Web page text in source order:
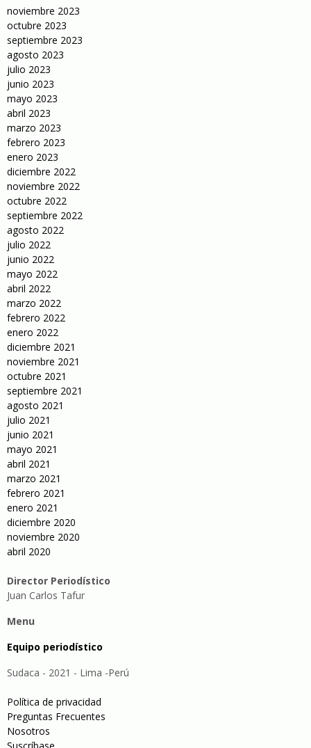
noviembre 2023
octubre 2023
septiembre 2023
agosto 2023
julio 2023
junio 2023
mayo 2023
abril 2023
marzo 2023
febrero 2023
enero 2023
diciembre 2022
noviembre 2022
octubre 2022
septiembre 2022
agosto 2022
julio 2022
junio 2022
mayo 2022
abril 2022
marzo 2022
febrero 2022
enero 2022
diciembre 2021
noviembre 2021
octubre 2021
septiembre 2021
agosto 2021
julio 2021
junio 2021
mayo 2021
abril 2021
marzo 2021
febrero 2021
enero 2021
diciembre 2020
noviembre 2020
abril 2020
Director Periodístico
Juan Carlos Tafur
Menu
Equipo periodístico
Sudaca - 2021 - Lima -Perú
Política de privacidad
Preguntas Frecuentes
Nosotros
Suscríbase